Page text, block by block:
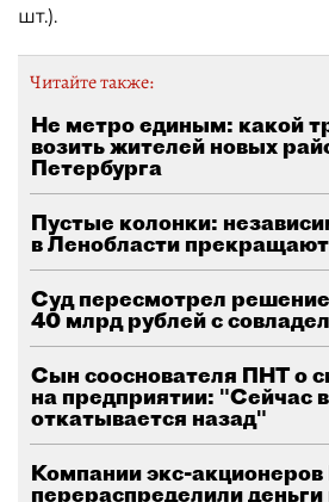
шт.).
Читайте также:
Не метро единым: какой
возить жителей новых
Петербурга
Пустые колонки:
в Ленобласти
Суд пересмотрел
40 млрд рублей с
Сын сооснователя ПНТ о
на предприятии: "Сейчас
откатывается назад"
Компании экс-
перераспределили деньги